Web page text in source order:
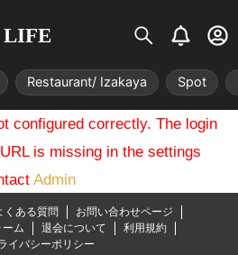
LIFE
S
i
s
t
r
i
x
B
e
l
l
U
s
r
-
c
c
Restaurant/ Izakaya Spot
configured correctly. The login
is missing in the settings
Admin
くある質問
お問い合わせページ
ム
退会について
利用規約
イバシーポリシー